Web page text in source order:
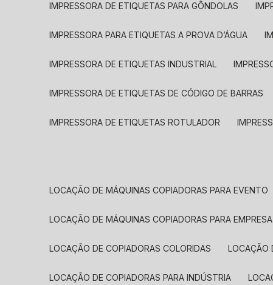
IMPRESSORA DE ETIQUETAS PARA GÔNDOLAS
IMPRESSORA PARA ETIQUETAS A PROVA D’ÁGUA
IMPRESSORA DE ETIQUETAS INDUSTRIAL
IMPRESSORA DE ETIQUETAS DE CÓDIGO DE BARRAS
IMPRESSORA DE ETIQUETAS ROTULADOR
LOCAÇÃO DE MÁQUINAS COPIADORAS PARA EVENTO
LOCAÇÃO DE MÁQUINAS COPIADORAS PARA EMPRESA
LOCAÇÃO DE COPIADORAS COLORIDAS
LOCAÇÃO DE COPIADORAS PARA INDÚSTRIA